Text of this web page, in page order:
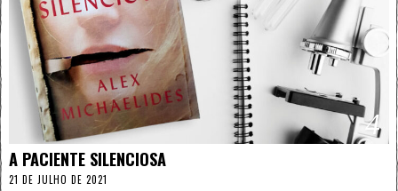
4
A PACIENTE SILENCIOSA
21 DE JULHO DE 2021